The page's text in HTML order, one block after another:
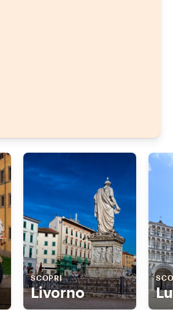
SCOPRI
Livorno